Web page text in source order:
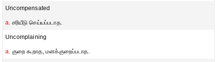
Uncompensated
a. சரியீடு செய்யப்படாத.
Uncomplaining
a. குறை கூறாத, மனக்குறைப்படாத.